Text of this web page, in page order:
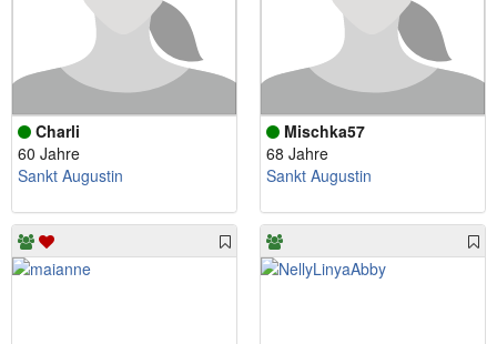
Charli
60 Jahre
Sankt Augustin
Mischka57
68 Jahre
Sankt Augustin